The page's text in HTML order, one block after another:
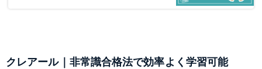
クレアール｜非常識合格法で効率よく学習可能